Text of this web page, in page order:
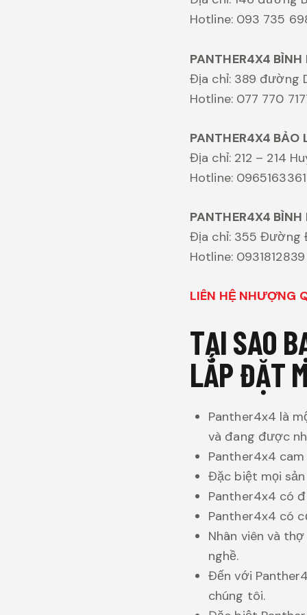
Hotline: 093 735
PANTHER4X4
Địa chỉ: 389 đường
Hotline: 077 770
PANTHER4X4 BẢO
Địa chỉ: 212 – 214
Hotline: 0965163361
PANTHER4X4
Địa chỉ: 355 Đường
Hotline: 0931812839
LIÊN HỆ NHƯỢNG
TẠI SAO
LẮP ĐẶT
Panther4x4 là
và đang được
Panther4x4
Đặc biệt mọi
Panther4x4 có
Panther4x4 có
Nhân viên và
nghề.
Đến với
chúng tôi.